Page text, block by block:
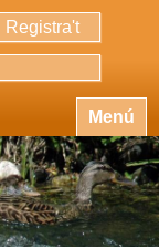
Registra't
Menú